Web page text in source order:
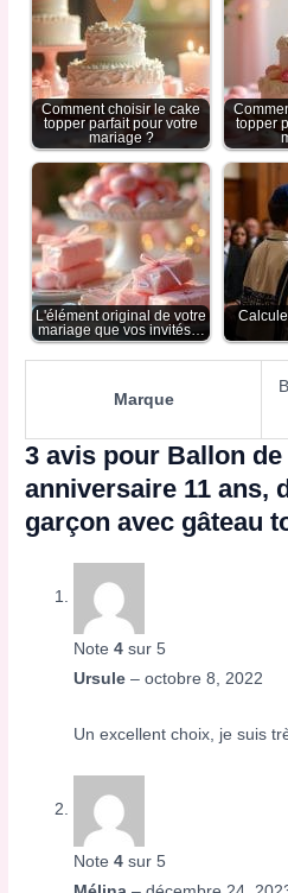
Comment choisir le cake
topper parfait pour votre
mariage ?
topper
L'élément original de votre
mariage que vos invités…
Marque
3 avis pour Ballon
anniversaire 11 ans,
garçon avec gâteau
Note4 sur 5
Ursule– octobre 8, 2022
Un excellent choix, je suis
Note4 sur 5